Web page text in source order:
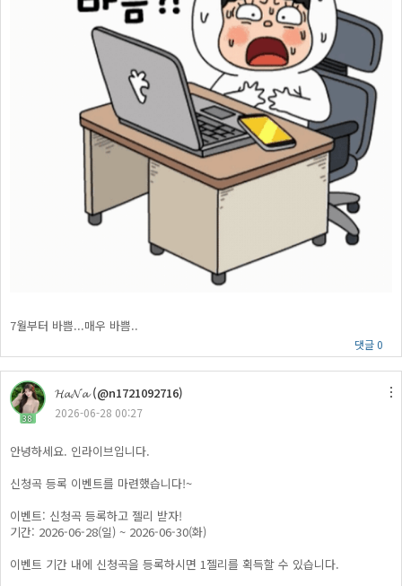
7월부터 바쁨...매우 바쁨..
댓글 0
38
𝓗𝓪𝓝𝓪 (@n1721092716)
2026-06-28 00:27
안녕하세요. 인라이브입니다.
신청곡 등록 이벤트를 마련했습니다!~
이벤트: 신청곡 등록하고 젤리 받자!
기간: 2026-06-28(일) ~ 2026-06-30(화)
이벤트 기간 내에 신청곡을 등록하시면 1젤리를 획득할 수 있습니다.